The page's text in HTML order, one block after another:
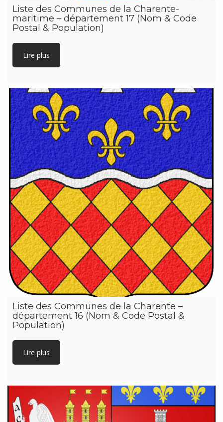
Liste des Communes de la Charente-
maritime – département 17 (Nom & Code
Postal & Population)
Lire plus
Liste des Communes de la Charente –
département 16 (Nom & Code Postal &
Population)
Lire plus